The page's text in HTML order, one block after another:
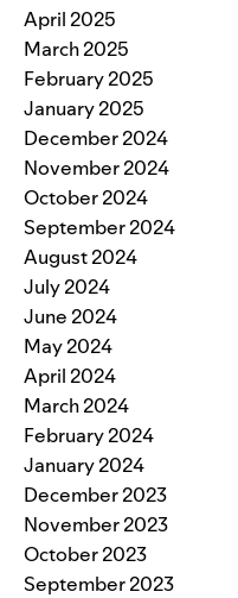
April 2025
March 2025
February 2025
January 2025
December 2024
November 2024
October 2024
September 2024
August 2024
July 2024
June 2024
May 2024
April 2024
March 2024
February 2024
January 2024
December 2023
November 2023
October 2023
September 2023